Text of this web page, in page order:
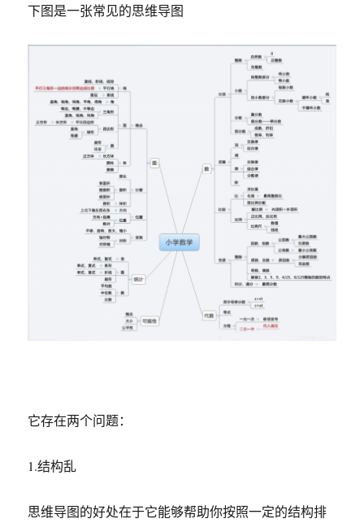
下图是一张常见的思维导图
它存在两个问题：
1.结构乱
思维导图的好处在于它能够帮助你按照一定的结构排